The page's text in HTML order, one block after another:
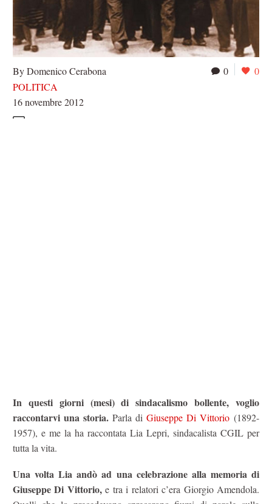
0 0
By Domenico Cerabona
POLITICA
16 novembre 2012
In questi giorni (mesi) di sindacalismo bollente, voglio
raccontarvi una storia. Parla di Giuseppe Di Vittorio (1892-
1957), e me la ha raccontata Lia Lepri, sindacalista CGIL per
tutta la vita.
Una volta Lia andò ad una celebrazione alla memoria di
Giuseppe Di Vittorio,e tra i relatori c’era Giorgio Amendola.